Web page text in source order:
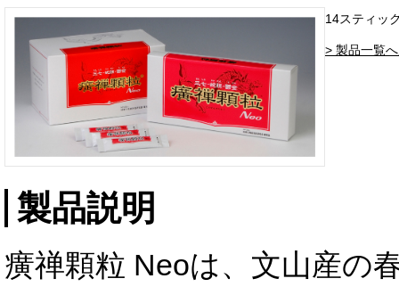
14スティッ
> 製品一覧
製品説明
癀禅顆粒 Neoは、文山産の